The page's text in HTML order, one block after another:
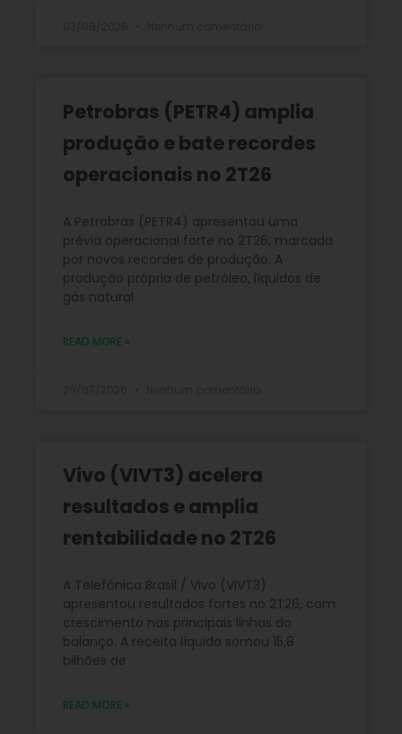
Petrobras (PETR4) amplia
produção e bate recordes
operacionais no 2T26
A Petrobras (PETR4) apresentou uma
prévia operacional forte no 2T26, marcada
por novos recordes de produção. A
produção própria de petróleo, líquidos de
gás natural
READ MORE »
Vivo (VIVT3) acelera
resultados e amplia
rentabilidade no 2T26
A Telefônica Brasil / Vivo (VIVT3)
apresentou resultados fortes no 2T26, com
crescimento nas principais linhas do
balanço. A receita líquida somou 15,8
bilhões de
READ MORE »